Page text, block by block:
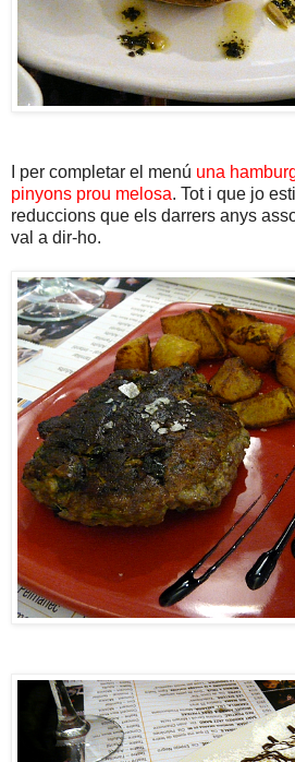
I per completar el menú una
pinyons prou melosa. Tot i que jo
reduccions que els darrers anys
val a dir-ho.